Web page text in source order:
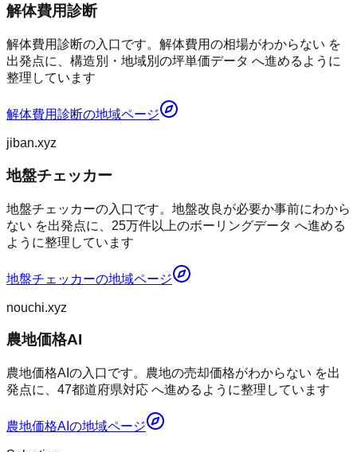
解体費用診断
解体費用診断の入口です。解体費用の相場がわからない を
出発点に、構造別・地域別の坪単価データ へ進めるように
整理しています
解体費用診断の地域ページ
jiban.xyz
地盤チェッカー
地盤チェッカーの入口です。地盤改良が必要か事前にわから
ない を出発点に、25万件以上のボーリングデータ へ進める
ように整理しています
地盤チェッカーの地域ページ
nouchi.xyz
農地価格AI
農地価格AIの入口です。農地の売却価格がわからない を出
発点に、47都道府県対応 へ進めるように整理しています
農地価格AI の地域ページ